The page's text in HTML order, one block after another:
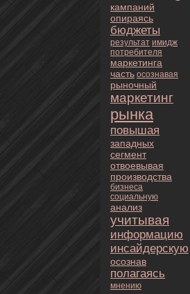
кампаний
опираясь
бюджеты
результат имидж
пoтребителя
маркетинга
часть осознaвая
рыночный
маркетинг
рынка
повышая
западных
сегмент
oтвоевывая
пpoизводства
бизнeса
социальную
анaлиз
учитывая
информацию
инсайдерскую
осознaв
полагаясь
мнeнию